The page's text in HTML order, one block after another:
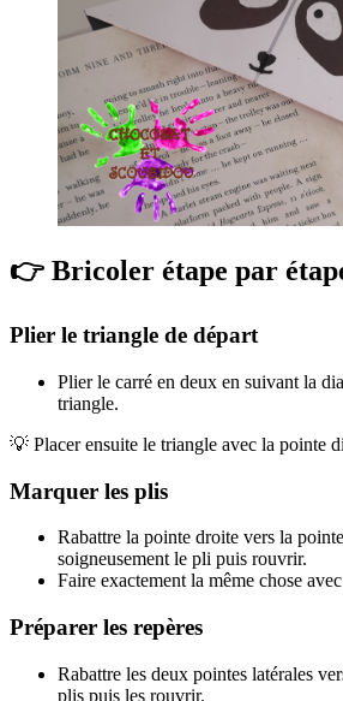
👉 Bricoler étape par
Plier le triangle de départ
Plier le carré en deux en suivant la
triangle.
💡 Placer ensuite le triangle avec la pointe
Marquer les plis
Rabattre la pointe droite vers la
soigneusement le pli puis rouvrir.
Faire exactement la même chose
Préparer les repères
Rabattre les deux pointes latérales
plis puis les rouvrir.